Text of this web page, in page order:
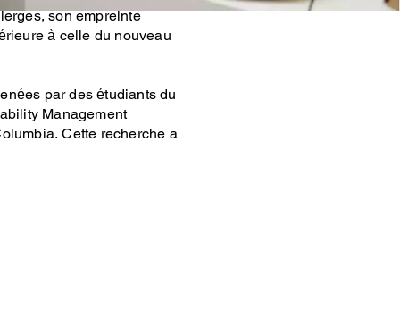
son empreinte
à celle du nouveau
par des étudiants du
Management
Cette recherche a